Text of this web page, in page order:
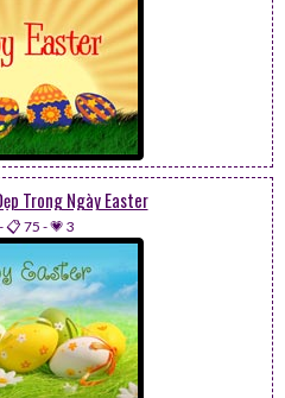
Trong Ngày Easter
-📋 75 -💗 3